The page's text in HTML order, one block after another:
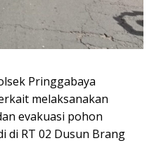
Pringgabaya
melaksanakan
evakuasi pohon
di RT 02 Dusun Brang